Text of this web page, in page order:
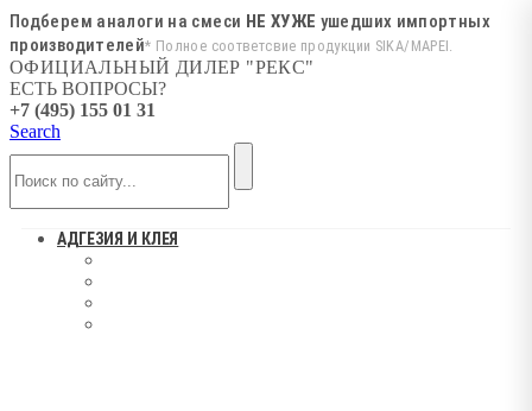
Подберем аналоги на смеси НЕ ХУЖЕ ушедших импортных
производителей* Полное соответсвие продукции SIKA/MAPEI.
ОФИЦИАЛЬНЫЙ ДИЛЕР "РЕКС"
ЕСТЬ ВОПРОСЫ?
+7 (495) 155 01 31
Search
АДГЕЗИЯ И КЛЕЯ